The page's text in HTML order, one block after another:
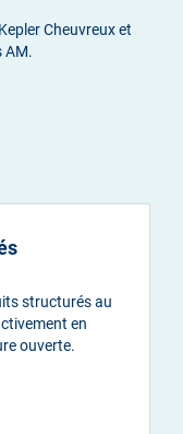
Cheuvreux et
AM.
structurés au
en
ouverte.